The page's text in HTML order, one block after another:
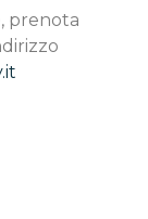
prenota